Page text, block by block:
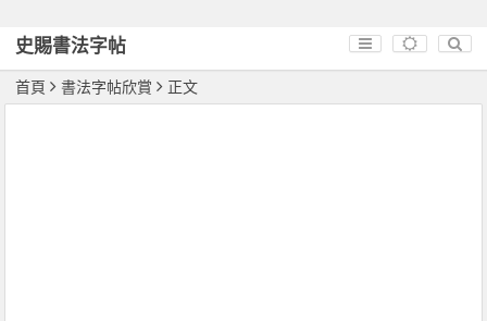
史賜書法字帖
首頁 書法字帖欣賞 正文